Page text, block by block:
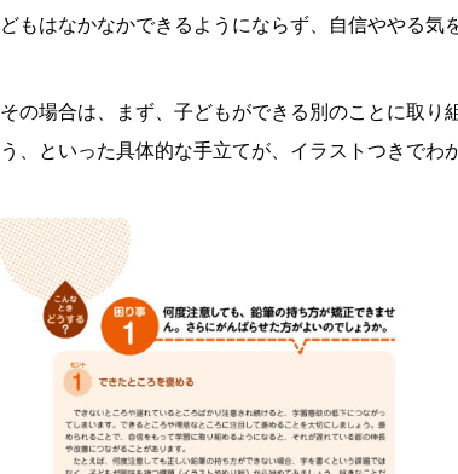
どもはなかなかできるようにならず、自信ややる気
その場合は、まず、子どもができる別のことに取
う、といった具体的な手立てが、イラストつきでわ